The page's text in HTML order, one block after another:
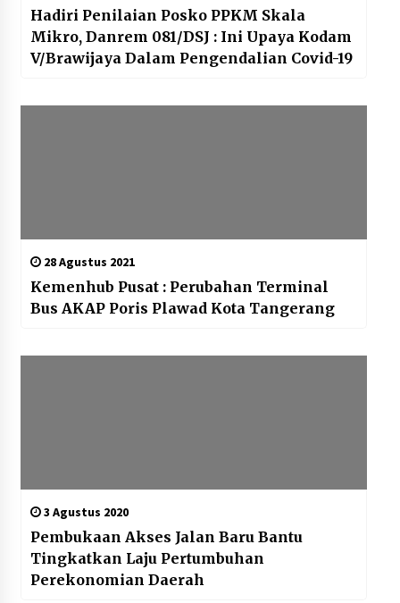
Hadiri Penilaian Posko PPKM Skala
Mikro, Danrem 081/DSJ : Ini Upaya Kodam
V/Brawijaya Dalam Pengendalian Covid-19
28 Agustus 2021
Kemenhub Pusat : Perubahan Terminal
Bus AKAP Poris Plawad Kota Tangerang
3 Agustus 2020
Pembukaan Akses Jalan Baru Bantu
Tingkatkan Laju Pertumbuhan
Perekonomian Daerah